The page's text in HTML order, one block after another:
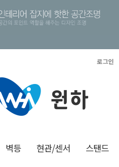
로그인
벽등 현관/센서 스탠드